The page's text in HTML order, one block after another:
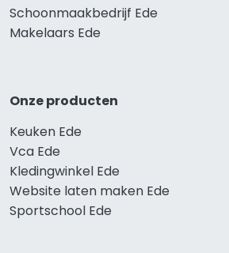
Schoonmaakbedrijf Ede
Makelaars Ede
Onze producten
Keuken Ede
Vca Ede
Kledingwinkel Ede
Website laten maken Ede
Sportschool Ede